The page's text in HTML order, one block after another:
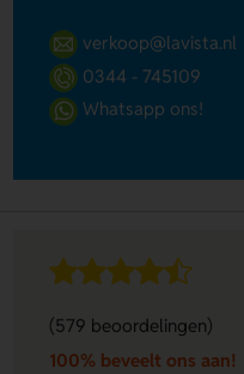
verkoop@lavista.nl
0344 - 745109
Whatsapp ons!
(579 beoordelingen)
100% beveelt ons aan!